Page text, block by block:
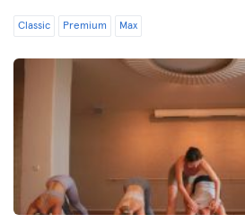
Classic Premium Max